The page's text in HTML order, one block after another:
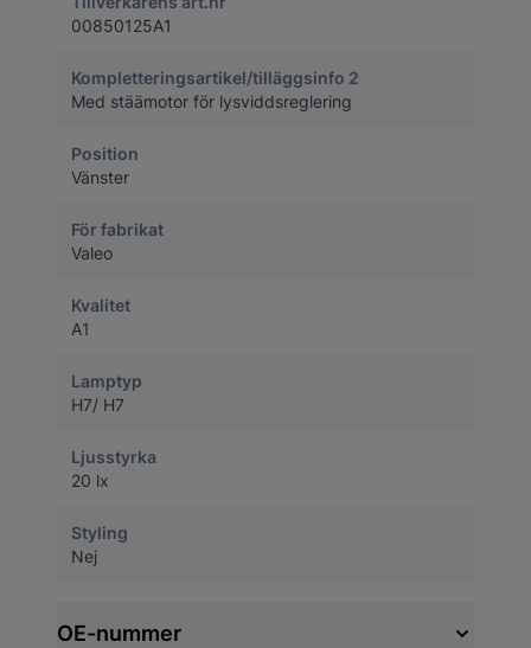
00850125A1
Kompletteringsartikel/tilläggsinfo 2
Med stäämotor för lysviddsreglering
Position
Vänster
För fabrikat
Valeo
Kvalitet
A1
Lamptyp
H7/ H7
Ljusstyrka
20 lx
Styling
Nej
OE-nummer